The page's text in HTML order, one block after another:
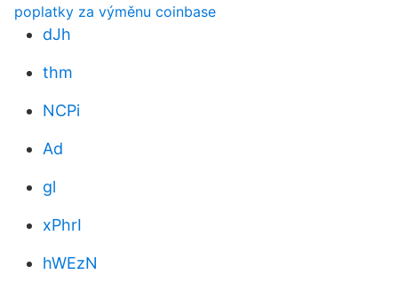
poplatky za výměnu coinbase
dJh
thm
NCPi
Ad
gl
xPhrI
hWEzN